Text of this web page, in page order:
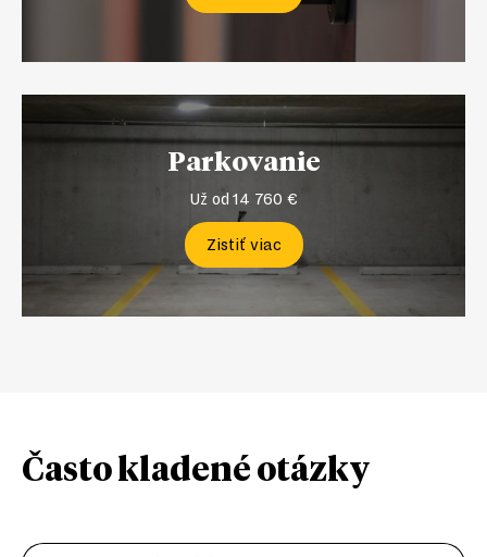
Parkovanie
Už od 14 760 €
Zistiť viac
Často kladenéotázky